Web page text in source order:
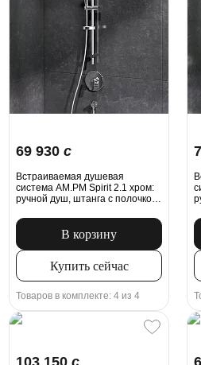
69 930 c
Встраиваемая душевая
система AM.PM Spirit 2.1 хром:
ручной душ, штанга с полочкой,
В корзину
Купить сейчас
Товаров в комплекте: 4 из 4